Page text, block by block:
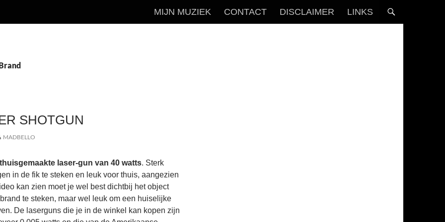
MIJN MUZIEK CONTACT DISCLAIMER LINKS
SHOTGUN
MADBELLO
laser-gun van 40 watts. Sterk
in de fik te steken en leuk voor thuis, aangezien
kan zien moet je wel best dichtbij het object
te steken, maar wel leuk om een huiselijke
De laserguns die je in de winkel kan kopen zijn